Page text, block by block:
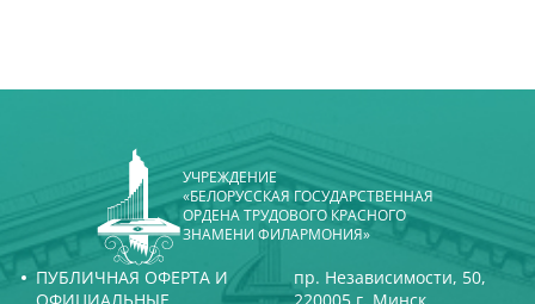
УЧРЕЖДЕНИЕ
«БЕЛОРУССКАЯ ГОСУДАРСТВЕННАЯ
ОРДЕНА ТРУДОВОГО КРАСНОГО
ЗНАМЕНИ ФИЛАРМОНИЯ»
ПУБЛИЧНАЯ ОФЕРТА И
ОФИЦИАЛЬНЫЕ
пр. Независимости, 50,
220005 г. Минск,